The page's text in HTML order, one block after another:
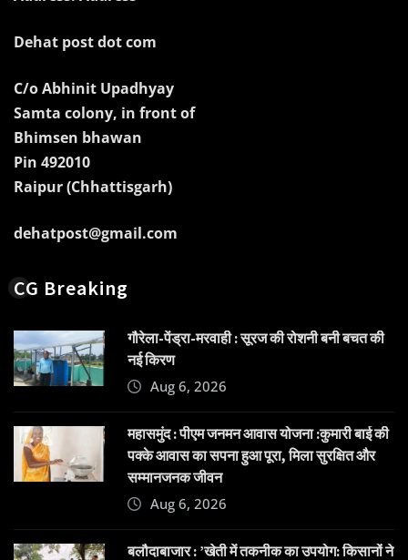
Dehat post dot com
C/o Abhinit Upadhyay
Samta colony, in front of
Bhimsen bhawan
Pin 492010
Raipur (Chhattisgarh)
dehatpost@gmail.com
CG Breaking
गौरेला-पेंड्रा-मरवाही : सूरज की रोशनी बनी बचत की
नई किरण
Aug 6, 2026
महासमुंद : पीएम जनमन आवास योजना :कुमारी बाई की
पक्के आवास का सपना हुआ पूरा, मिला सुरक्षित और
सम्मानजनक जीवन
Aug 6, 2026
बलौदाबाजार : ’खेती में तकनीक का उपयोग: किसानों ने